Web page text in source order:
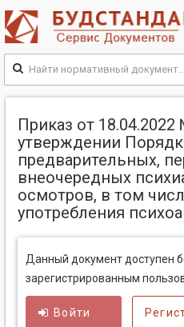
Приказ от
утверждении
предварительных,
внеочередных
осмотров, в том
употребления
Данный документ доступен
зарегистрированным
Войти